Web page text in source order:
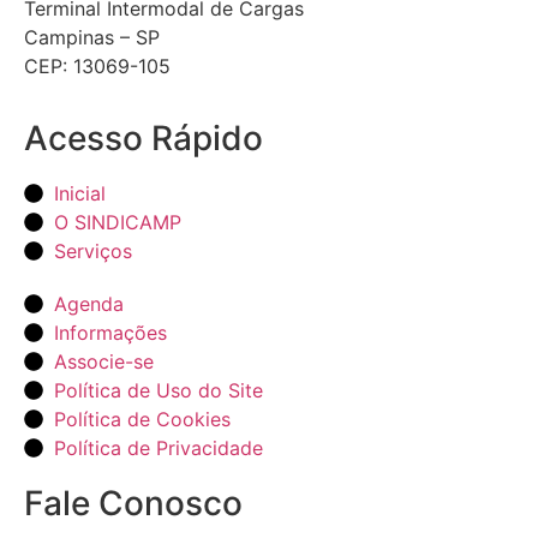
Terminal Intermodal de Cargas
Campinas – SP
CEP: 13069-105
Acesso Rápido
Inicial
O SINDICAMP
Serviços
Agenda
Informações
Associe-se
Política de Uso do Site
Política de Cookies
Política de Privacidade
Fale Conosco